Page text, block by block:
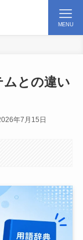
MENU
ムとの違い
年7月15日